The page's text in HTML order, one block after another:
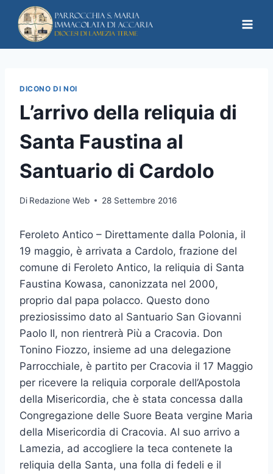
DICONO DI NOI
L’arrivo della reliquia di
Santa Faustina al
Santuario di Cardolo
Di Redazione Web 28 Settembre 2016
Feroleto Antico – Direttamente dalla Polonia, il
19 maggio, è arrivata a Cardolo, frazione del
comune di Feroleto Antico, la reliquia di Santa
Faustina Kowasa, canonizzata nel 2000,
proprio dal papa polacco. Questo dono
preziosissimo dato al Santuario San Giovanni
Paolo II, non rientrerà Più a Cracovia. Don
Tonino Fiozzo, insieme ad una delegazione
Parrocchiale, è partito per Cracovia il 17 Maggio
per ricevere la reliquia corporale dell’Apostola
della Misericordia, che è stata concessa dalla
Congregazione delle Suore Beata vergine Maria
della Misericordia di Cracovia. Al suo arrivo a
Lamezia, ad accogliere la teca contenete la
reliquia della Santa, una folla di fedeli e il